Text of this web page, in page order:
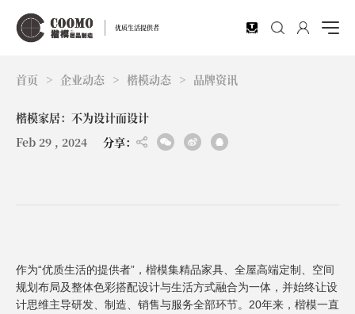
优质生活提供者
首页 > 企业动态 > 楷模动态 > 品牌资讯
楷模家居：不为设计而设计
Feb 29 , 2024
分享：
作为“优质生活的提供者”，楷模集精品家具、全屋高端定制、空间
规划布局及整体色彩搭配设计与生活方式融合为一体，并始终让设
计思维主导研发、制造、销售与服务全部环节。20年来，楷模一直